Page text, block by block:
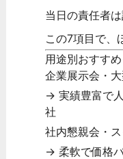
当日の責任者
この7項目で、
用途別おすすめ
企業展示会・
→ 実績豊富で
社
社内懇親会・
→ 柔軟で価格